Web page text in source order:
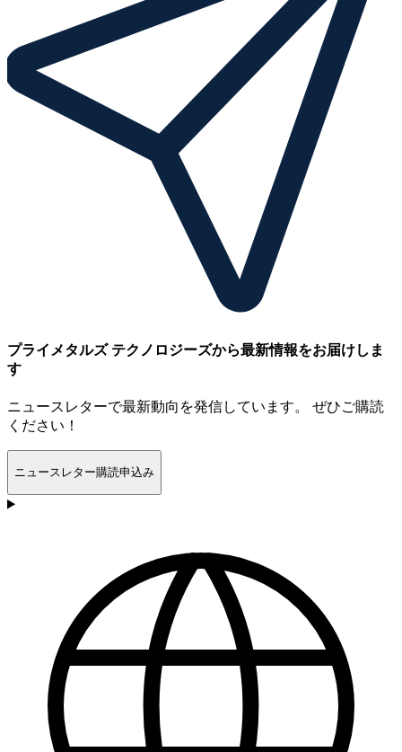
プライメタルズ テクノロジーズから最新情報をお届けしま
す
ニュースレターで最新動向を発信しています。 ぜひご購読
ください！
ニュースレター購読申込み